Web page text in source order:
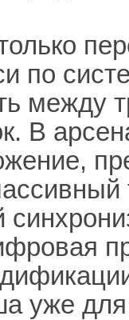
по
между
В
уже